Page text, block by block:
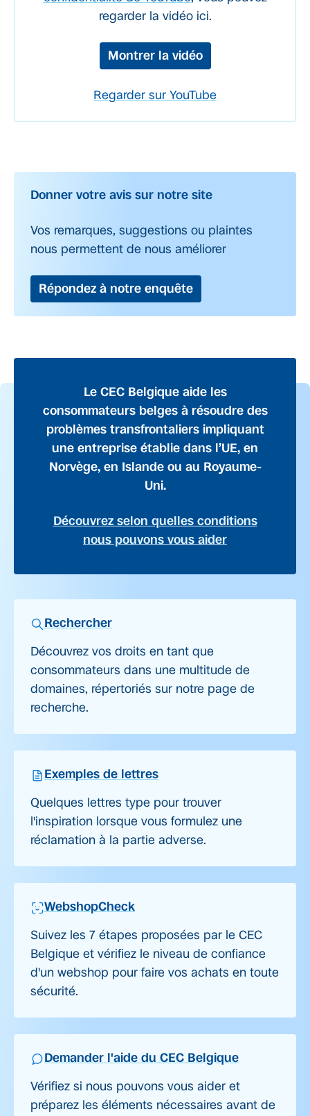
regarder la vidéo ici.
Montrer la vidéo
Regarder sur YouTube
Donner votre avis sur notre site
Vos remarques, suggestions ou plaintes
nous permettent de nous améliorer
Répondez à notre enquête
Le CEC Belgique aide les
consommateurs belges à résoudre des
problèmes transfrontaliers impliquant
une entreprise établie dans l’UE, en
Norvège, en Islande ou au Royaume-
Uni.
Découvrez selon quelles conditions
nous pouvons vous aider
Rechercher
Découvrez vos droits en tant que
consommateurs dans une multitude de
domaines, répertoriés sur notre page de
recherche.
Exemples de lettres
Quelques lettres type pour trouver
l'inspiration lorsque vous formulez une
réclamation à la partie adverse.
WebshopCheck
Suivez les 7 étapes proposées par le CEC
Belgique et vérifiez le niveau de confiance
d'un webshop pour faire vos achats en toute
sécurité.
Demander l'aide du CEC Belgique
Vérifiez si nous pouvons vous aider et
préparez les éléments nécessaires avant de